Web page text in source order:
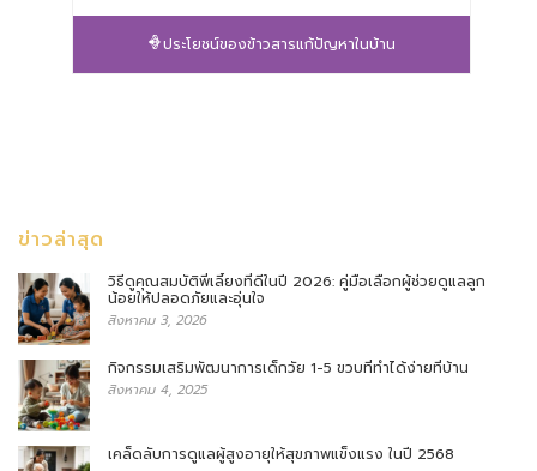
ประโยชน์ของข้าวสารแก้ปัญหาในบ้าน
ข่าวล่าสุด
วิธีดูคุณสมบัติพี่เลี้ยงที่ดีในปี 2026: คู่มือเลือกผู้ช่วยดูแลลูก
น้อยให้ปลอดภัยและอุ่นใจ
สิงหาคม 3, 2026
กิจกรรมเสริมพัฒนาการเด็กวัย 1-5 ขวบที่ทำได้ง่ายที่บ้าน
สิงหาคม 4, 2025
เคล็ดลับการดูแลผู้สูงอายุให้สุขภาพแข็งแรง ในปี 2568